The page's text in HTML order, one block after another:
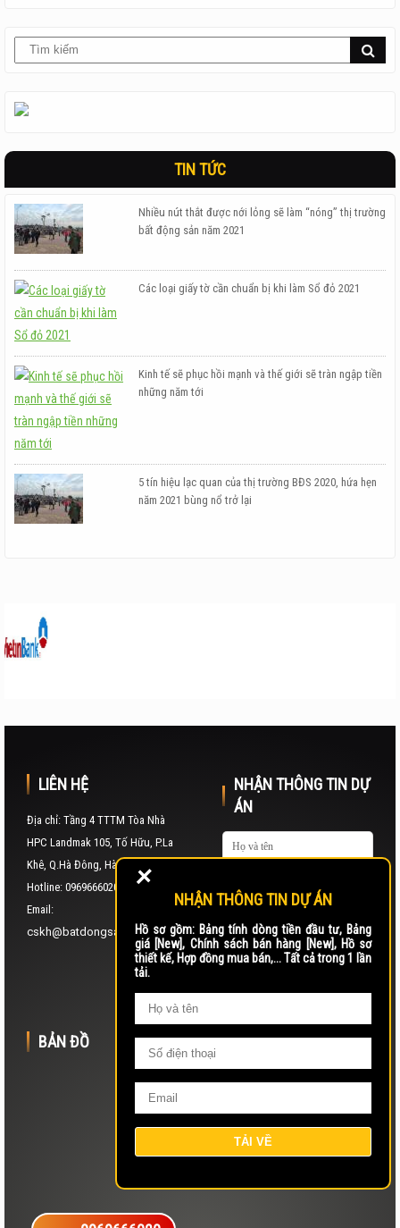
TIN TỨC
Nhiều nút thắt được nới lỏng sẽ làm “nóng” thị trường
bất động sản năm 2021
Các loại giấy tờ cần chuẩn bị khi làm Sổ đỏ 2021
Kinh tế sẽ phục hồi mạnh và thế giới sẽ tràn ngập tiền
những năm tới
5 tín hiệu lạc quan của thị trường BĐS 2020, hứa hẹn
năm 2021 bùng nổ trở lại
LIÊN HỆ
Địa chỉ: Tầng 4 TTTM Tòa Nhà
HPC Landmak 105, Tố Hữu, P.La
Khê, Q.Hà Đông, Hà Nội
Hotline: 0969666020
Email:
cskh@batdongsan24g.vn
NHẬN THÔNG TIN DỰ
ÁN
BẢN ĐỒ LIÊN KẾT NHANH
Liên hệ
NHẬN THÔNG TIN DỰ ÁN
Hồ sơ gồm: Bảng tính dòng tiền đầu tư, Bảng
giá [New], Chính sách bán hàng [New], Hồ sơ
thiết kế, Hợp đồng mua bán,... Tất cả trong 1 lần
tải.
+